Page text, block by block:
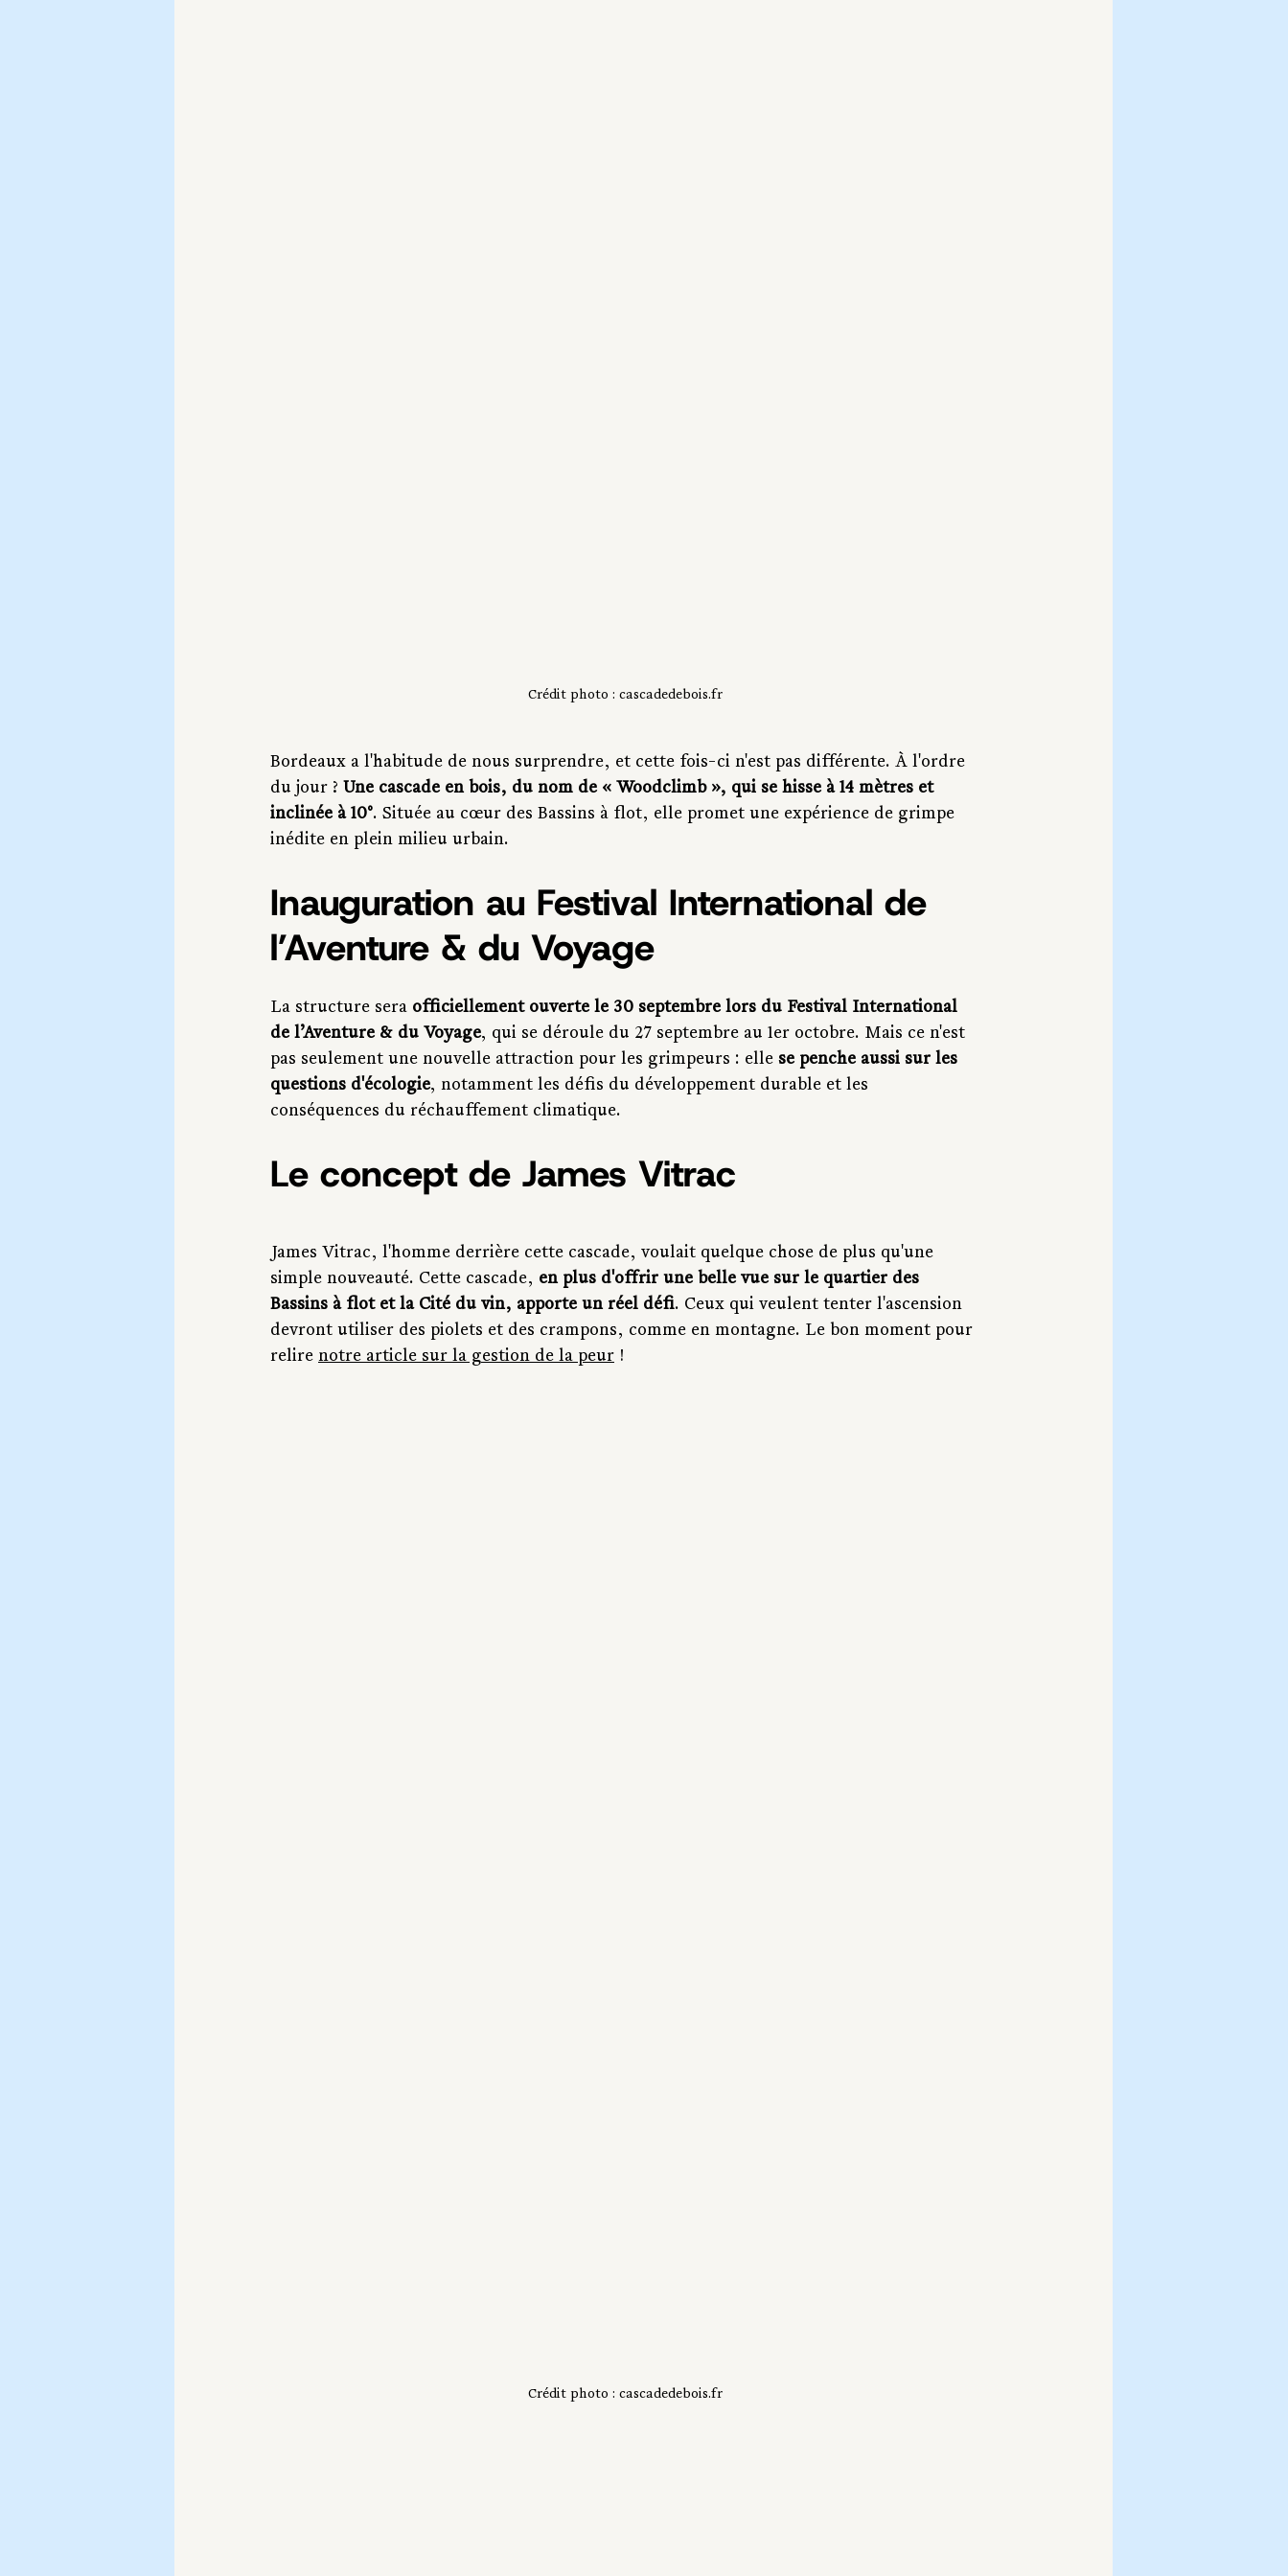
Crédit photo : cascadedebois.fr
Bordeaux a l'habitude de nous surprendre, et cette fois-ci n'est pas différente. À l'ordre
du jour ? Une cascade en bois, du nom de « Woodclimb », qui se hisse à 14 mètres et
inclinée à 10°. Située au cœur des Bassins à flot, elle promet une expérience de grimpe
inédite en plein milieu urbain.
Inauguration au Festival International de
l’Aventure & du Voyage
La structure sera officiellement ouverte le 30 septembre lors du Festival International
de l’Aventure & du Voyage, qui se déroule du 27 septembre au 1er octobre. Mais ce n'est
pas seulement une nouvelle attraction pour les grimpeurs : elle se penche aussi sur les
questions d'écologie, notamment les défis du développement durable et les
conséquences du réchauffement climatique.
Le concept de James Vitrac
James Vitrac, l'homme derrière cette cascade, voulait quelque chose de plus qu'une
simple nouveauté. Cette cascade, en plus d'offrir une belle vue sur le quartier des
Bassins à flot et la Cité du vin, apporte un réel défi. Ceux qui veulent tenter l'ascension
devront utiliser des piolets et des crampons, comme en montagne. Le bon moment pour
relire notre article sur la gestion de la peur !
Crédit photo : cascadedebois.fr